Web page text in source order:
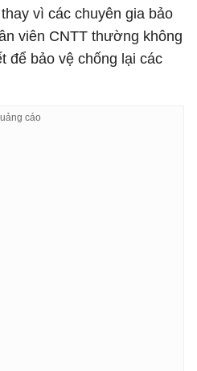
vì các chuyên gia bảo
viên CNTT thường không
để bảo vệ chống lại các